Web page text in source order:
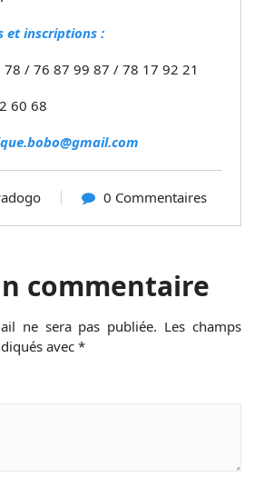
et inscriptions :
/ 76 87 99 87 / 78 17 92 21
60 68
0 Commentaires
commentaire
ne sera pas publiée. Les champs
avec *